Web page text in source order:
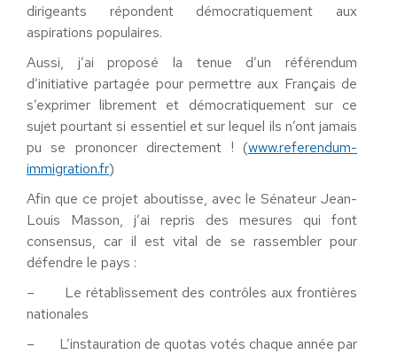
dirigeants répondent démocratiquement aux
aspirations populaires.
Aussi, j’ai proposé la tenue d’un référendum
d’initiative partagée pour permettre aux Français de
s’exprimer librement et démocratiquement sur ce
sujet pourtant si essentiel et sur lequel ils n’ont jamais
pu se prononcer directement ! (www.referendum-
immigration.fr)
Afin que ce projet aboutisse, avec le Sénateur Jean-
Louis Masson, j’ai repris des mesures qui font
consensus, car il est vital de se rassembler pour
défendre le pays :
– Le rétablissement des contrôles aux frontières
nationales
– L’instauration de quotas votés chaque année par